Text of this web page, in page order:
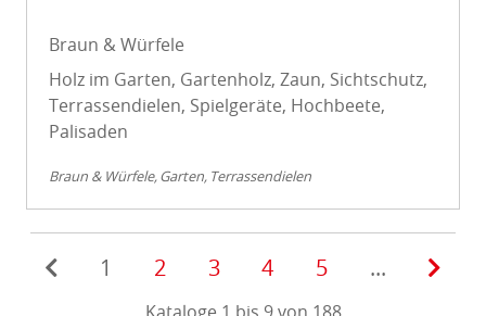
Braun & Würfele
Holz im Garten, Gartenholz, Zaun, Sichtschutz,
Terrassendielen, Spielgeräte, Hochbeete,
Palisaden
Braun & Würfele Garten Terrassendielen
1 2 3 4 5 ...
Kataloge 1 bis 9 von 188